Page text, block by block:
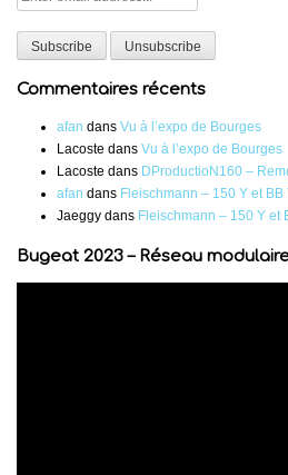
Commentaires récents
afan dans Vu à l’expo de Bourges
Lacoste dans Vu à l’expo de Bourges
Lacoste dans DProductioN160 –
afan dans Fleischmann – 150 Y et BB
Jaeggy dans Fleischmann – 150 Y et
Bugeat 2023 – Réseau